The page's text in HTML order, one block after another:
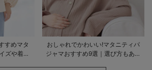
すめマタ
ズや着る
おしゃれでかわいい!マタニティパ
ジャマおすすめ9選｜選び方もあわ